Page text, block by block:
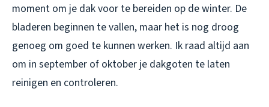
moment om je dak voor te bereiden op de winter. De
bladeren beginnen te vallen, maar het is nog droog
genoeg om goed te kunnen werken. Ik raad altijd aan
om in september of oktober je dakgoten te laten
reinigen en controleren.